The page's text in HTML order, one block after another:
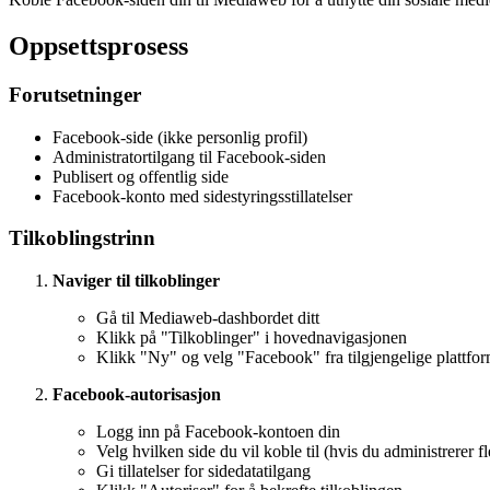
Oppsettsprosess
Forutsetninger
Facebook-side (ikke personlig profil)
Administratortilgang til Facebook-siden
Publisert og offentlig side
Facebook-konto med sidestyringsstillatelser
Tilkoblingstrinn
Naviger til tilkoblinger
Gå til Mediaweb-dashbordet ditt
Klikk på "Tilkoblinger" i hovednavigasjonen
Klikk "Ny" og velg "Facebook" fra tilgjengelige
Facebook-autorisasjon
Logg inn på Facebook-kontoen din
Velg hvilken side du vil koble til (hvis du administrerer
Gi tillatelser for sidedatatilgang